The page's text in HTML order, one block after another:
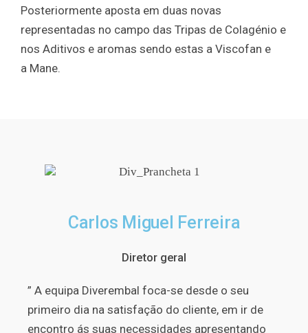
Posteriormente aposta em duas novas
representadas no campo das Tripas de Colagénio e
nos Aditivos e aromas sendo estas a Viscofan e
a Mane.
Carlos Miguel Ferreira
Diretor geral
” A equipa Diverembal foca-se desde o seu
primeiro dia na satisfação do cliente, em ir de
encontro ás suas necessidades apresentando